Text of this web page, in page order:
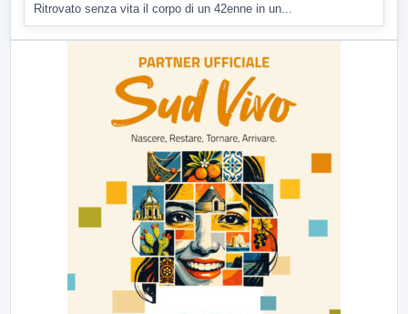
Ritrovato senza vita il corpo di un 42enne in un...